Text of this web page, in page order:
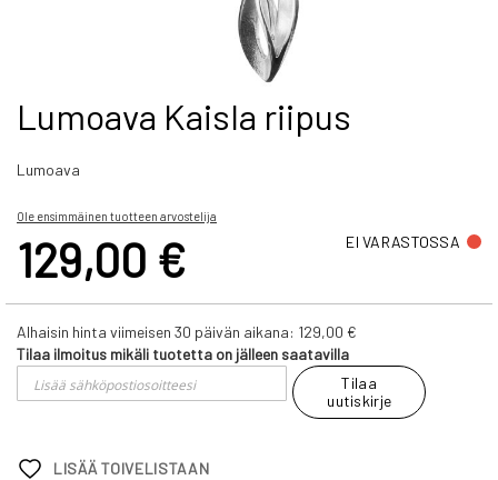
Skip
to
beginning
the
gallery
Lumoava Kaisla riipus
Lumoava
Ole ensimmäinen tuotteen arvostelija
129,00 € EI VARASTOSSA
Alhaisin hinta viimeisen 30 päivän aikana: 129,00 €
Tilaa ilmoitus mikäli tuotetta on jälleen saatavilla
Tilaa
uutiskirje
LISÄÄ TOIVELISTAAN